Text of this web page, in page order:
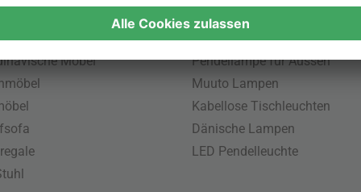
Möbel
Beliebte Leuchten
Pendellampe für Aussen
Muuto Lampen
Kabellose Tischleuchten
Dänische Lampen
LED Pendelleuchte